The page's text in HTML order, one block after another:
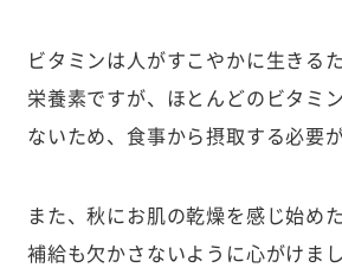
ビタミンは人がすこやかに生きる
栄養素ですが、ほとんどのビタミ
ないため、食事から摂取する必要
また、秋にお肌の乾燥を感じ始め
補給も欠かさないように心がけま